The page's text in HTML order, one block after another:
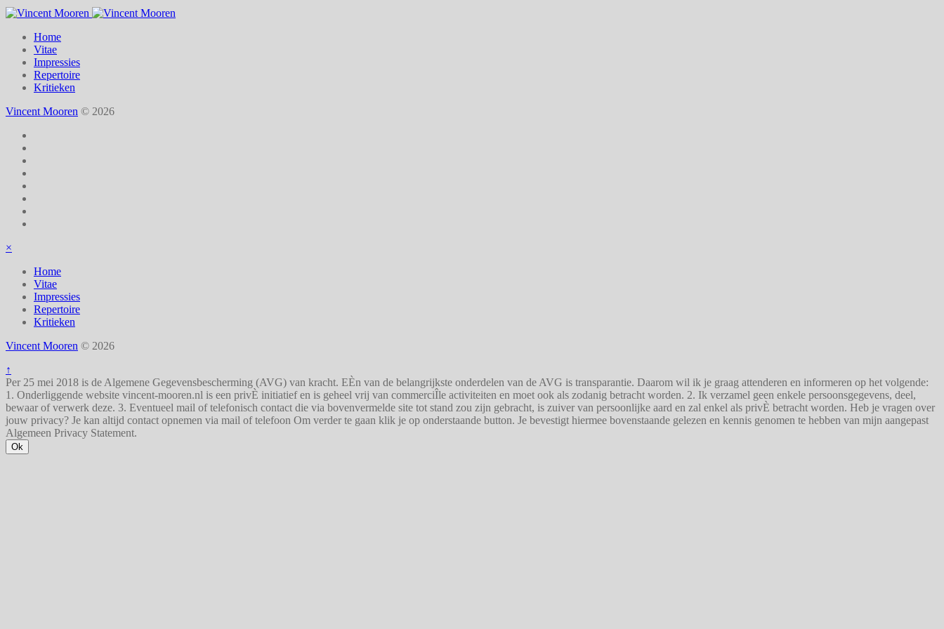
Home
Vitae
Impressies
Repertoire
Kritieken
Vincent Mooren © 2026
×
Home
Vitae
Impressies
Repertoire
Kritieken
Vincent Mooren © 2026
↑
Per 25 mei 2018 is de Algemene Gegevensbescherming (AVG) van kracht. EÈn van de belangrijkste onderdelen van de AVG is transparantie. Daarom wil ik je graag attenderen en informeren op het volgende:
1. Onderliggende website vincent-mooren.nl is een privÈ initiatief en is geheel vrij van commerciÎle activiteiten en moet ook als zodanig betracht worden. 2. Ik verzamel geen enkele persoonsgegevens, deel,
bewaar of verwerk deze. 3. Eventueel mail of telefonisch contact die via bovenvermelde site tot stand zou zijn gebracht, is zuiver van persoonlijke aard en zal enkel als privÈ betracht worden. Heb je vragen over
jouw privacy? Je kan altijd contact opnemen via mail of telefoon Om verder te gaan klik je op onderstaande button. Je bevestigt hiermee bovenstaande gelezen en kennis genomen te hebben van mijn aangepast
Algemeen Privacy Statement.
Ok